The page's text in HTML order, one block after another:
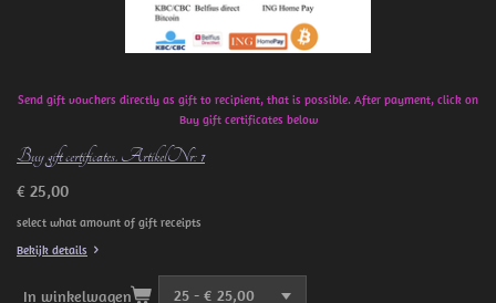
Send gift vouchers directly as gift to recipient, that is possible. After payment, click on
Buy gift certificates below
Buy gift certificates. ArtikelNr: 1
€ 25,00
select what amount of gift receipts
Bekijk details
In winkelwagen